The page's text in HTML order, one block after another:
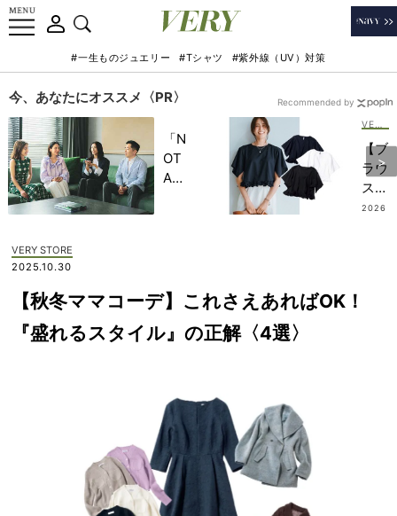
#一生ものジュエリー #Tシャツ #紫外線（UV）対策
今、あなたにオススメ〈PR〉
「N
OT
A
記憶
に一
生残
家族
旅】
を
【ブ
ラウ
ス見
え】
2026
Recommended by
VERY STORE
2025.10.30
【秋冬ママコーデ】これさえあればOK！
『盛れるスタイル』の正解〈4選〉